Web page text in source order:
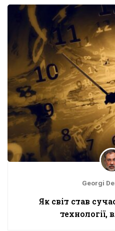
Georgi
Як світ став
технології,